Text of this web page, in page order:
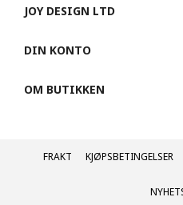
JOY DESIGN LTD
DIN KONTO
OM BUTIKKEN
FRAKT KJØPSBETINGELSER